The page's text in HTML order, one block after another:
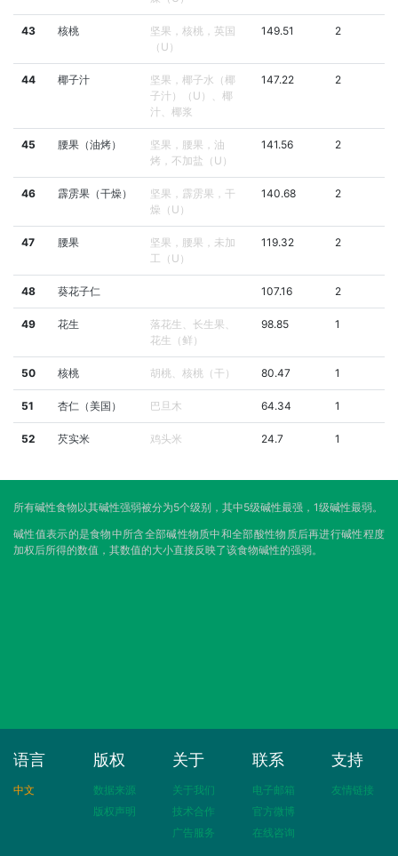
43 核桃
坚果，核桃，英国
（U）
149.51 2
44 椰子汁
坚果，椰子水（椰
子汁）（U）、椰
汁、椰浆
147.22 2
45 腰果（油烤）
坚果，腰果，油
烤，不加盐（U）
141.56 2
46 霹雳果（干燥）
坚果，霹雳果，干
燥（U）
140.68 2
47 腰果
坚果，腰果，未加
工（U）
119.32 2
48 葵花子仁 107.16 2
49 花生
落花生、长生果、
花生（鲜）
98.85 1
50 核桃 胡桃、核桃（干） 80.47 1
51 杏仁（美国） 巴旦木 64.34 1
52 芡实米 鸡头米 24.7 1
所有碱性食物以其碱性强弱被分为5个级别，其中5级碱性最强，1级碱性最弱。
碱性值表示的是食物中所含全部碱性物质中和全部酸性物质后再进行碱性程度
加权后所得的数值，其数值的大小直接反映了该食物碱性的强弱。
语言
中文
版权
数据来源
版权声明
关于
关于我们
技术合作
广告服务
联系
电子邮箱
官方微博
在线咨询
支持
友情链接